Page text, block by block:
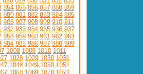
854 855 856 857 858 859
880 881 882 883 884 885
906 907 908 909 910 911
932 933 934 935 936 937
958 959 960 961 962 963
984 985 986 987 988 989
1008 1009 1010 1011
1028 1029 1030 1031
1048 1049 1050 1051
1068 1069 1070 1071